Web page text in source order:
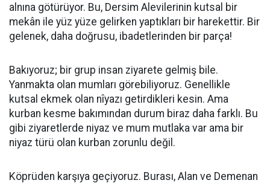
alnına götürüyor. Bu, Dersim Alevilerinin kutsal bir
mekân ile yüz yüze gelirken yaptıkları bir harekettir. Bir
gelenek, daha doğrusu, ibadetlerinden bir parça!
Bakıyoruz; bir grup insan ziyarete gelmiş bile.
Yanmakta olan mumları görebiliyoruz. Genellikle
kutsal ekmek olan nîyazı getirdikleri kesin. Ama
kurban kesme bakımından durum biraz daha farklı. Bu
gibi ziyaretlerde niyaz ve mum mutlaka var ama bir
niyaz türü olan kurban zorunlu değil.
Köprüden karşıya geçiyoruz. Burası, Alan ve Demenan